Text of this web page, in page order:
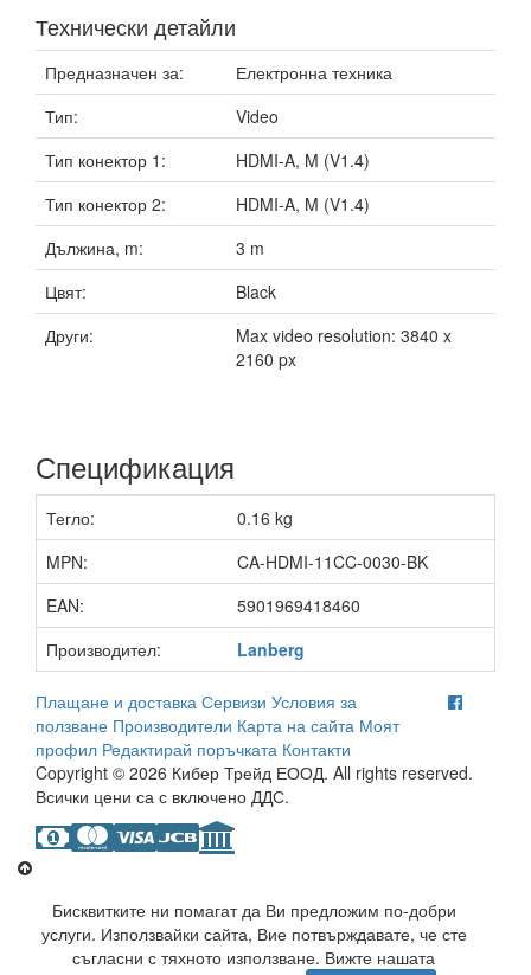
Технически детайли
Предназначен за:
Електронна техника
Тип:
Video
Тип конектор 1:
HDMI-A, M (V1.4)
Тип конектор 2:
HDMI-A, M (V1.4)
Дължина, m:
3 m
Цвят:
Black
Други:
Max video resolution: 3840 x
2160 px
Спецификация
Тегло:
0.16 kg
MPN:
CA-HDMI-11CC-0030-BK
EAN:
5901969418460
Производител:
Lanberg
Плащане и доставка Сервизи Условия за
ползване Производители Карта на сайта Моят
профил Редактирай поръчката Контакти
Copyright © 2026 Кибер Трейд ЕООД. All rights reserved.
Всички цени са с включено ДДС.
Бисквитките ни помагат да Ви предложим по-добри
услуги. Използвайки сайта, Вие потвърждавате, че сте
съгласни с тяхното използване. Вижте нашата